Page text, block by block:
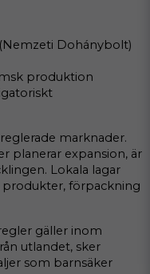
Dohánybolt)
produktion
marknader.
planerar expansion, är
Lokala lagar
produkter, förpackning
gäller inom
utlandet, sker
som barnsäker